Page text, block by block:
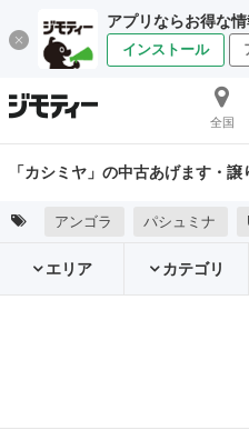
アプリならお得な
インストール
全国
「カシミヤ」の中古あげます・譲
アンゴラ パシュミナ
エリア カテゴリ